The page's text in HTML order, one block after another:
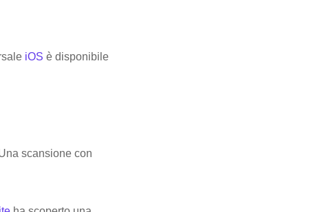
iOS è disponibile
scansione con